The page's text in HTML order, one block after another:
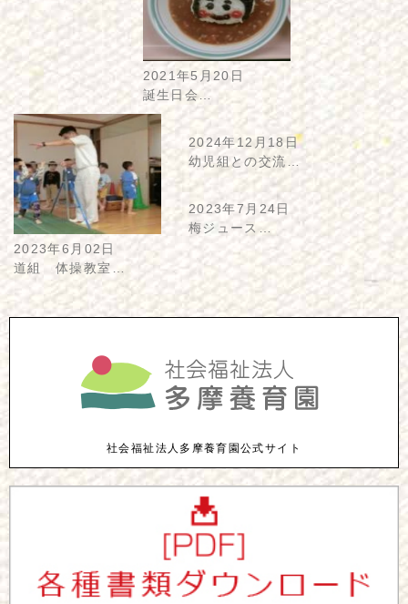
2021年5月20日
誕生日会…
2023年6月02日
道組 体操教室…
2024年12月18日
幼児組との交流…
2023年7月24日
梅ジュース…
社会福祉法人多摩養育園公式サイト